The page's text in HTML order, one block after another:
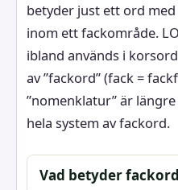
betyder just ett ord
inom ett fackområde.
ibland används i
av ”fackord” (fack =
”nomenklatur” är
hela system av fackord.
Vad betyder